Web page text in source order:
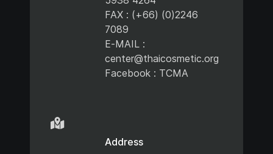
FAX : (+66) (0)2246
7089
E-MAIL :
center@thaicosmetic.org
Facebook : TCMA
Address